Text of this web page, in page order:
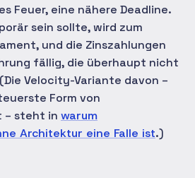
Feuer, eine nähere Deadline.
sein sollte, wird zum
und die Zinszahlungen
fällig, die überhaupt nicht
Velocity-Variante davon –
Form von
– steht in warum
Architektur eine Falle ist.)